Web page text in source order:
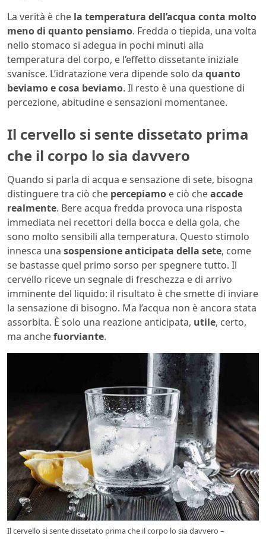
La verità è che la temperatura dell’acqua conta molto
meno di quanto pensiamo. Fredda o tiepida, una volta
nello stomaco si adegua in pochi minuti alla
temperatura del corpo, e l’effetto dissetante iniziale
svanisce. L’idratazione vera dipende solo da quanto
beviamo e cosa beviamo. Il resto è una questione di
percezione, abitudine e sensazioni momentanee.
Il cervello si sente dissetato prima
che il corpo lo sia davvero
Quando si parla di acqua e sensazione di sete, bisogna
distinguere tra ciò che percepiamo e ciò cheaccade
realmente. Bere acqua fredda provoca una risposta
immediata nei recettori della bocca e della gola, che
sono molto sensibili alla temperatura. Questo stimolo
innesca una sospensione anticipata della sete, come
se bastasse quel primo sorso per spegnere tutto. Il
cervello riceve un segnale di freschezza e di arrivo
imminente del liquido: il risultato è che smette di inviare
la sensazione di bisogno. Ma l’acqua non è ancora stata
assorbita. È solo una reazione anticipata, utile, certo,
ma anchefuorviante.
Il cervello si sente dissetato prima che il corpo lo sia davvero –